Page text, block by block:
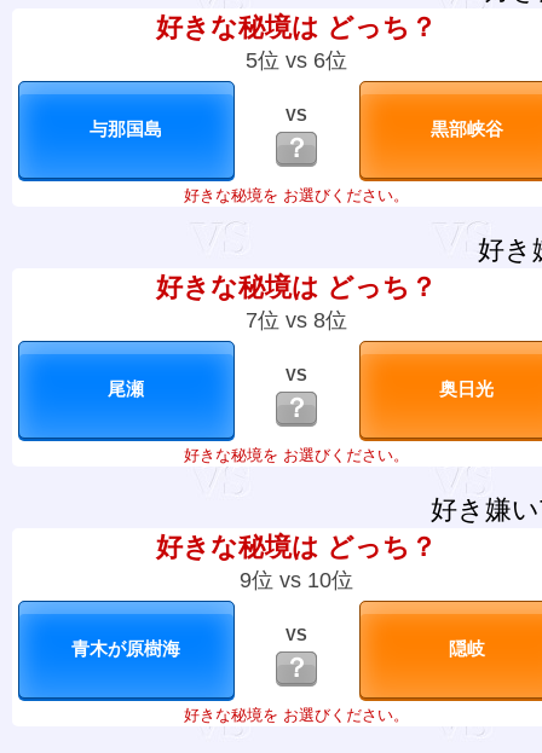
好きな秘境は どっち？
5位 vs 6位
VS
？
好きな秘境を お選びください。
好き
好きな秘境は どっち？
7位 vs 8位
VS
？
好きな秘境を お選びください。
好き嫌
好きな秘境は どっち？
9位 vs 10位
VS
？
好きな秘境を お選びください。